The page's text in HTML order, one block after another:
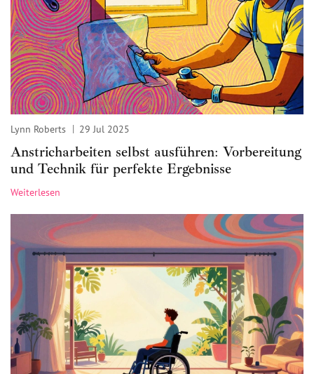
Lynn Roberts 29 Jul 2025
Anstricharbeiten selbst ausführen: Vorbereitung
und Technik für perfekte Ergebnisse
Weiterlesen